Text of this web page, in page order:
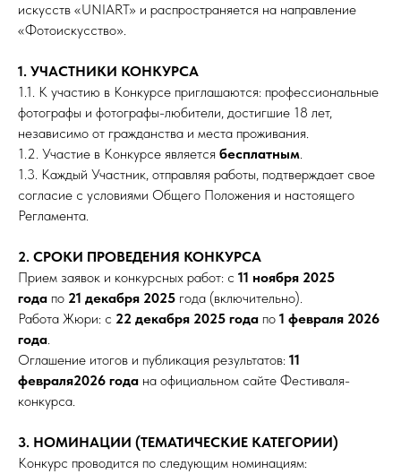
искусств «UNIART» и распространяется на направление
«Фотоискусство».
1. УЧАСТНИКИ КОНКУРСА
1.1. К участию в Конкурсе приглашаются: профессиональные
фотографы и фотографы-любители, достигшие 18 лет,
независимо от гражданства и места проживания.
1.2. Участие в Конкурсе является бесплатным.
1.3. Каждый Участник, отправляя работы, подтверждает свое
согласие с условиями Общего Положения и настоящего
Регламента.
2. СРОКИ ПРОВЕДЕНИЯ КОНКУРСА
Прием заявок и конкурсных работ: с 11 ноября 2025
года по 21 декабря 2025 года (включительно).
Работа Жюри: с 22 декабря 2025 года по 1 февраля 2026
года.
Оглашение итогов и публикация результатов: 11
февраля2026 года на официальном сайте Фестиваля-
конкурса.
3. НОМИНАЦИИ (ТЕМАТИЧЕСКИЕ КАТЕГОРИИ)
Конкурс проводится по следующим номинациям: